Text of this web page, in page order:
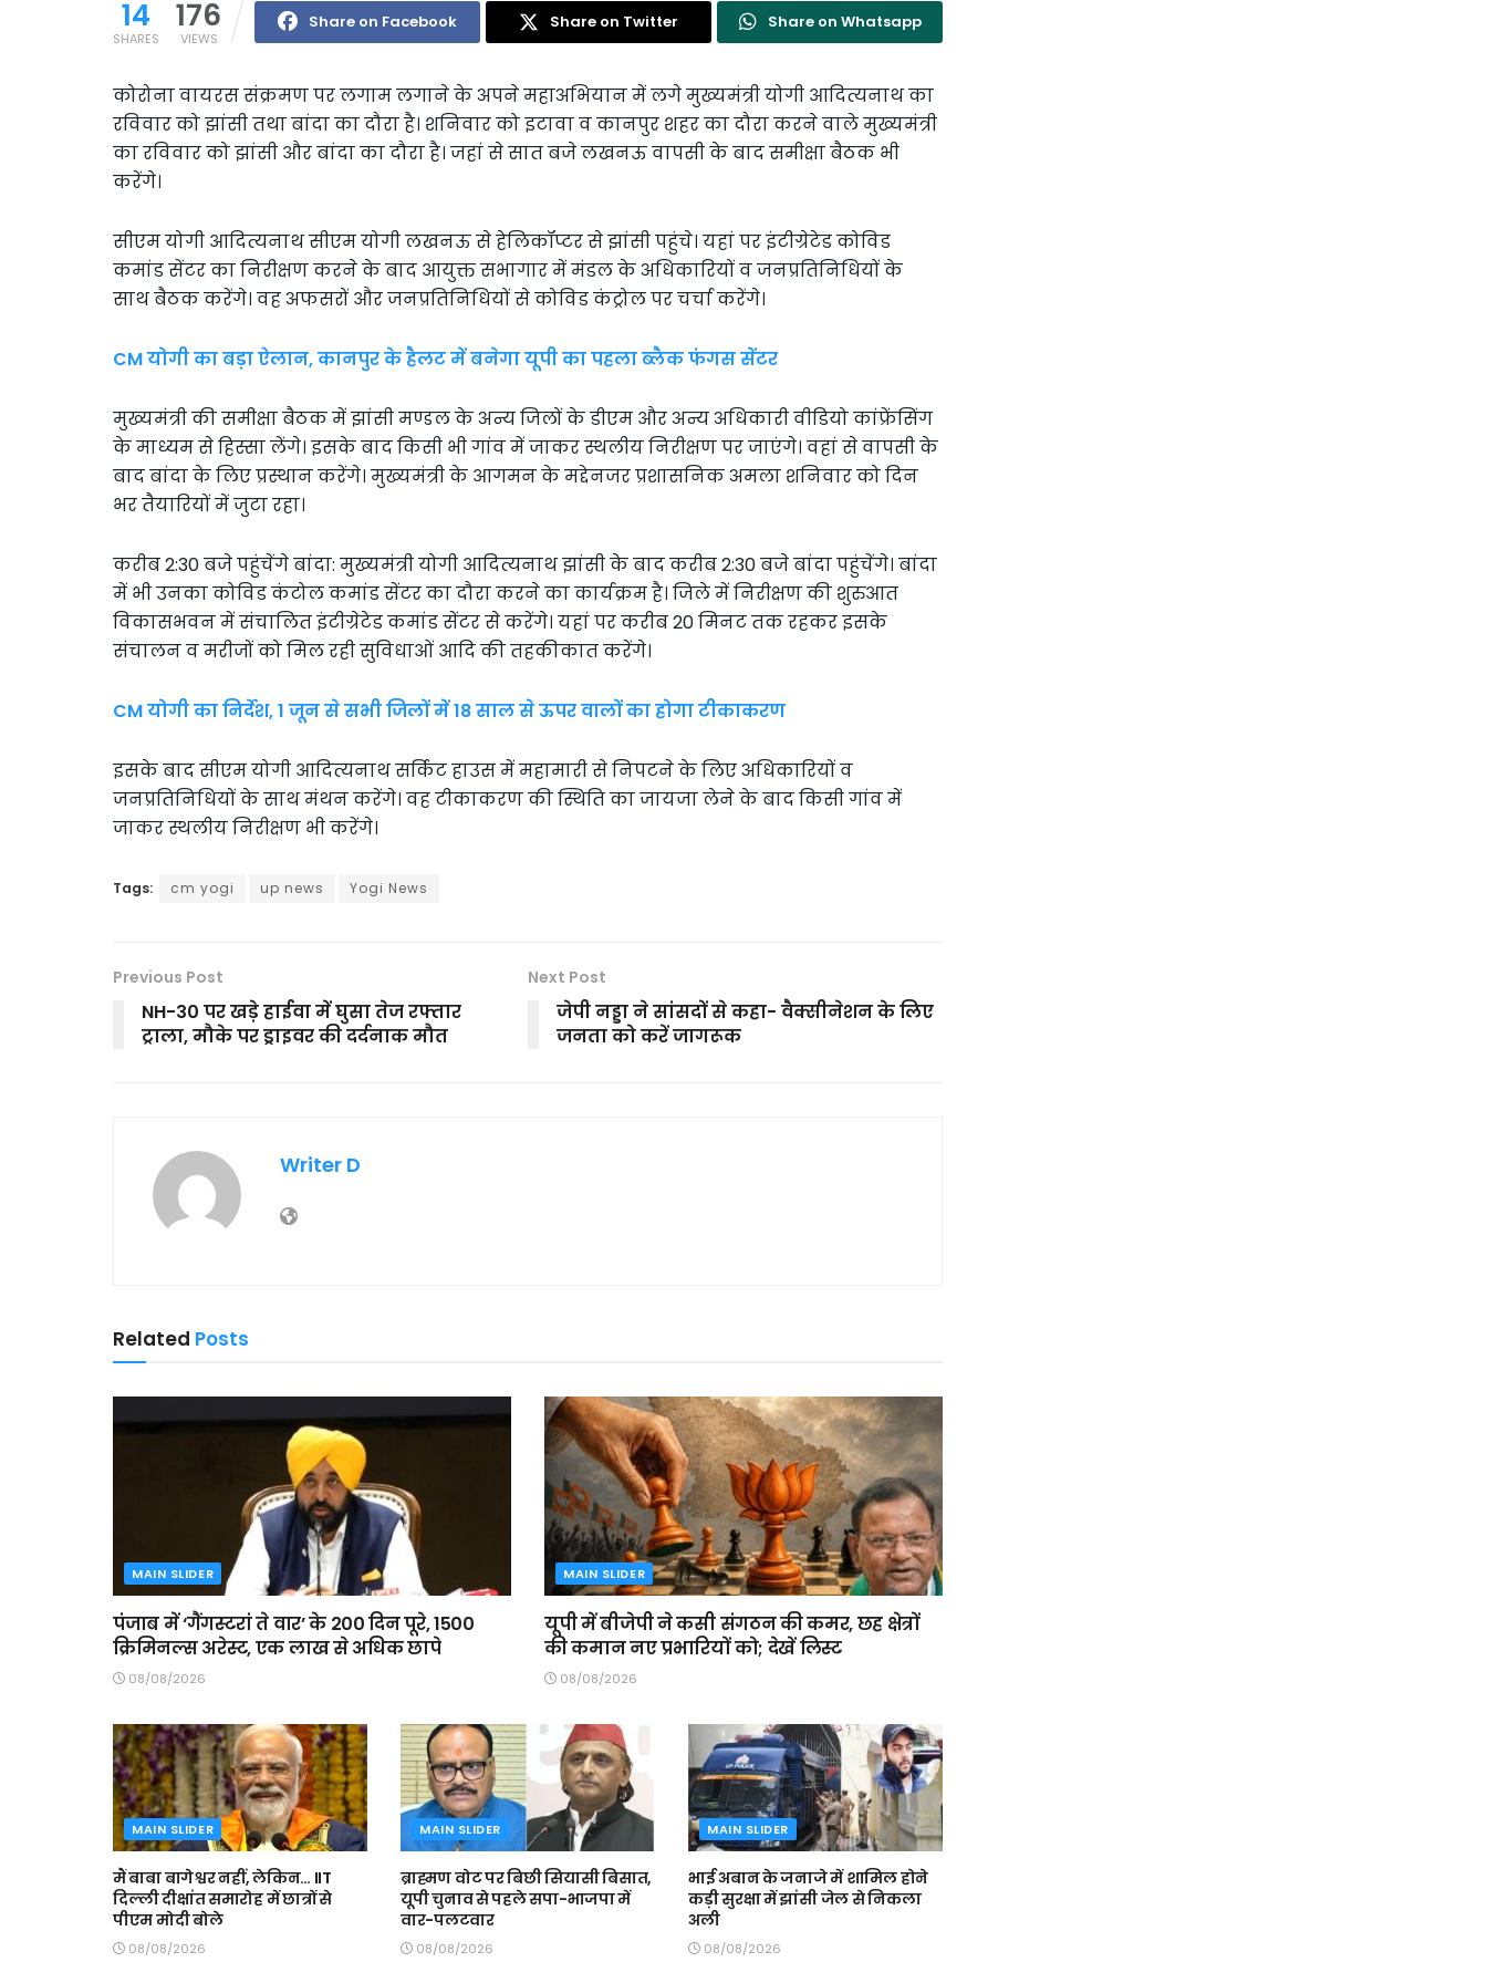
14
SHARES
176
VIEWS
Share on Facebook Share on Twitter Share on Whatsapp
कोरोना वायरस संक्रमण पर लगाम लगाने के अपने महाअभियान में लगे मुख्यमंत्री योगी आदित्यनाथ का
रविवार को झांसी तथा बांदा का दौरा है। शनिवार को इटावा व कानपुर शहर का दौरा करने वाले मुख्यमंत्री
का रविवार को झांसी और बांदा का दौरा है। जहां से सात बजे लखनऊ वापसी के बाद समीक्षा बैठक भी
करेंगे।
सीएम योगी आदित्यनाथ सीएम योगी लखनऊ से हेलिकॉप्टर से झांसी पहुंचे। यहां पर इंटीग्रेटेड कोविड
कमांड सेंटर का निरीक्षण करने के बाद आयुक्त सभागार में मंडल के अधिकारियों व जनप्रतिनिधियों के
साथ बैठक करेंगे। वह अफसरों और जनप्रतिनिधियों से कोविड कंट्रोल पर चर्चा करेंगे।
CM योगी का बड़ा ऐलान, कानपुर के हैलट में बनेगा यूपी का पहला ब्लैक फंगस सेंटर
मुख्यमंत्री की समीक्षा बैठक में झांसी मण्डल के अन्य जिलों के डीएम और अन्य अधिकारी वीडियो कांफ्रेंसिंग
के माध्यम से हिस्सा लेंगे। इसके बाद किसी भी गांव में जाकर स्थलीय निरीक्षण पर जाएंगे। वहां से वापसी के
बाद बांदा के लिए प्रस्थान करेंगे। मुख्यमंत्री के आगमन के मद्देनजर प्रशासनिक अमला शनिवार को दिन
भर तैयारियों में जुटा रहा।
करीब 2:30 बजे पहुंचेंगे बांदा: मुख्यमंत्री योगी आदित्यनाथ झांसी के बाद करीब 2:30 बजे बांदा पहुंचेंगे। बांदा
में भी उनका कोविड कंटोल कमांड सेंटर का दौरा करने का कार्यक्रम है। जिले में निरीक्षण की शुरुआत
विकासभवन में संचालित इंटीग्रेटेड कमांड सेंटर से करेंगे। यहां पर करीब 20 मिनट तक रहकर इसके
संचालन व मरीजों को मिल रही सुविधाओं आदि की तहकीकात करेंगे।
CM योगी का निर्देश, 1 जून से सभी जिलों में 18 साल से ऊपर वालों का होगा टीकाकरण
इसके बाद सीएम योगी आदित्यनाथ सर्किट हाउस में महामारी से निपटने के लिए अधिकारियों व
जनप्रतिनिधियों के साथ मंथन करेंगे। वह टीकाकरण की स्थिति का जायजा लेने के बाद किसी गांव में
जाकर स्थलीय निरीक्षण भी करेंगे।
Tags: cm yogi up news Yogi News
Previous Post
NH-30 पर खड़े हाईवा में घुसा तेज रफ्तार
ट्राला, मौके पर ड्राइवर की दर्दनाक मौत
Next Post
जेपी नड्डा ने सांसदों से कहा- वैक्सीनेशन के लिए
जनता को करें जागरूक
Writer D
Related Posts
MAIN SLIDER
पंजाब में ‘गैंगस्टरां ते वार’ के 200 दिन पूरे, 1500
क्रिमिनल्स अरेस्ट, एक लाख से अधिक छापे
08/08/2026
MAIN SLIDER
यूपी में बीजेपी ने कसी संगठन की कमर, छह क्षेत्रों
की कमान नए प्रभारियों को; देखें लिस्ट
08/08/2026
MAIN SLIDER
मैं बाबा बागेश्वर नहीं, लेकिन… IIT
दिल्ली दीक्षांत समारोह में छात्रों से
पीएम मोदी बोले
08/08/2026
MAIN SLIDER
ब्राह्मण वोट पर बिछी सियासी बिसात,
यूपी चुनाव से पहले सपा-भाजपा में
वार-पलटवार
08/08/2026
MAIN SLIDER
भाई अबान के जनाजे में शामिल होने
कड़ी सुरक्षा में झांसी जेल से निकला
अली
08/08/2026